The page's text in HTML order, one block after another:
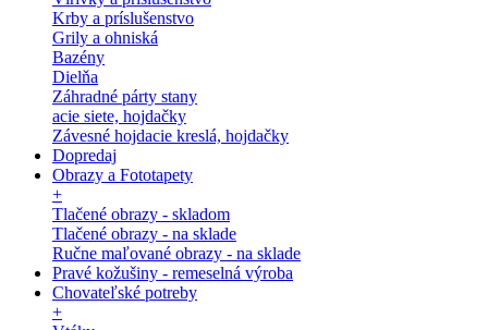
Krby a príslušenstvo
Grily a ohniská
Bazény
Dielňa
Záhradné párty stany
acie siete, hojdačky
Závesné hojdacie kreslá, hojdačky
Dopredaj
Obrazy a Fototapety
+
Tlačené obrazy - skladom
Tlačené obrazy - na sklade
Ručne maľované obrazy - na sklade
Pravé kožušiny - remeselná výroba
Chovateľské potreby
+